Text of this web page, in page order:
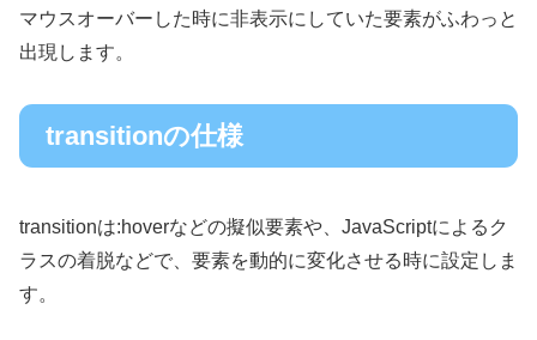
マウスオーバーした時に非表示にしていた要素がふわっと
出現します。
transitionの仕様
transitionは:hoverなどの擬似要素や、JavaScriptによるク
ラスの着脱などで、要素を動的に変化させる時に設定しま
す。